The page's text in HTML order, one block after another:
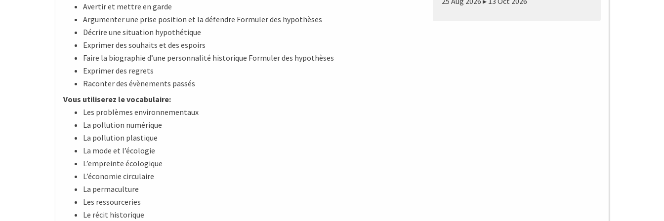
Avertir et mettre en garde
Argumenter une prise position et la défendre Formuler des hypothèses
Décrire une situation hypothétique
Exprimer des souhaits et des espoirs
Faire la biographie d’une personnalité historique Formuler des hypothèses
Exprimer des regrets
Raconter des évènements passés
Vous utiliserez le vocabulaire:
Les problèmes environnementaux
La pollution numérique
La pollution plastique
La mode et l’écologie
L’empreinte écologique
L’économie circulaire
La permaculture
Les ressourceries
Le récit historique